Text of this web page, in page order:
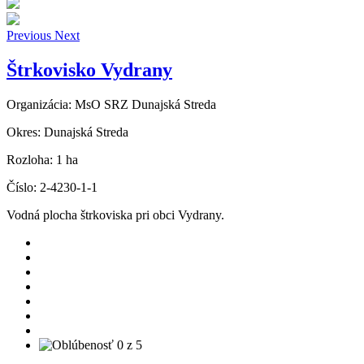
Previous Next
Štrkovisko Vydrany
Organizácia: MsO SRZ Dunajská Streda
Okres: Dunajská Streda
Rozloha: 1 ha
Číslo: 2-4230-1-1
Vodná plocha štrkoviska pri obci Vydrany.